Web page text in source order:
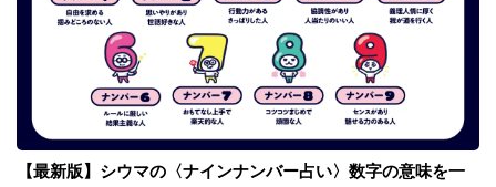
【最新版】シウマの〈ナインナンバー占い〉数字の意味を一